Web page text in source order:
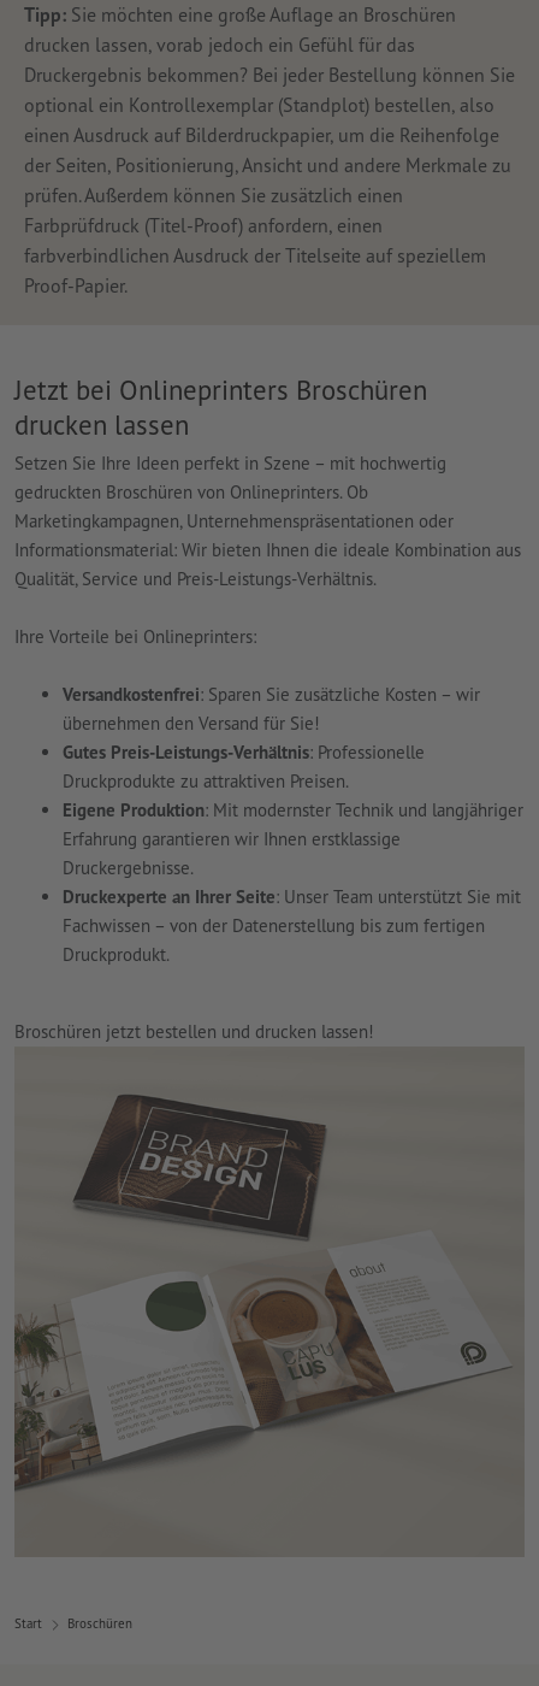
Tipp:Sie möchten eine große Auflage an Broschüren
drucken lassen, vorab jedoch ein Gefühl für das
Druckergebnis bekommen? Bei jeder Bestellung können Sie
optional ein Kontrollexemplar (Standplot) bestellen, also
einen Ausdruck auf Bilderdruckpapier, um die Reihenfolge
der Seiten, Positionierung, Ansicht und andere Merkmale zu
prüfen. Außerdem können Sie zusätzlich einen
Farbprüfdruck (Titel-Proof) anfordern, einen
farbverbindlichen Ausdruck der Titelseite auf speziellem
Proof-Papier.
Jetzt bei Onlineprinters Broschüren
drucken lassen
Setzen Sie Ihre Ideen perfekt in Szene – mit hochwertig
gedruckten Broschüren von Onlineprinters. Ob
Marketingkampagnen, Unternehmenspräsentationen oder
Informationsmaterial: Wir bieten Ihnen die ideale Kombination aus
Qualität, Service und Preis-Leistungs-Verhältnis.
Ihre Vorteile bei Onlineprinters:
Versandkostenfrei: Sparen Sie zusätzliche Kosten – wir
übernehmen den Versand für Sie!
Gutes Preis-Leistungs-Verhältnis: Professionelle
Druckprodukte zu attraktiven Preisen.
Eigene Produktion: Mit modernster Technik und langjähriger
Erfahrung garantieren wir Ihnen erstklassige
Druckergebnisse.
Druckexperte an Ihrer Seite: Unser Team unterstützt Sie mit
Fachwissen – von der Datenerstellung bis zum fertigen
Druckprodukt.
Broschüren jetzt bestellen und drucken lassen!
Start Broschüren